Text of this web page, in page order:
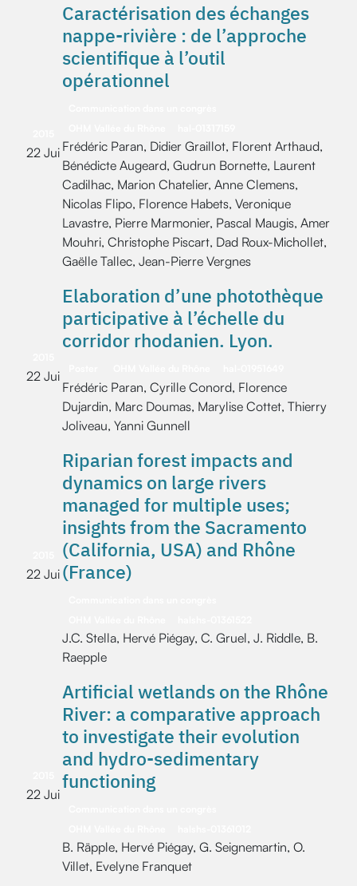
22 Jui
Caractérisation des échanges
nappe-rivière : de l’approche
scientifique à l’outil
opérationnel
Frédéric Paran, Didier Graillot, Florent Arthaud,
Bénédicte Augeard, Gudrun Bornette, Laurent
Cadilhac, Marion Chatelier, Anne Clemens,
Nicolas Flipo, Florence Habets, Veronique
Lavastre, Pierre Marmonier, Pascal Maugis, Amer
Mouhri, Christophe Piscart, Dad Roux-Michollet,
Gaëlle Tallec, Jean-Pierre Vergnes
22 Jui
Elaboration d’une photothèque
participative à l’échelle du
corridor rhodanien. Lyon.
Frédéric Paran, Cyrille Conord, Florence
Dujardin, Marc Doumas, Marylise Cottet, Thierry
Joliveau, Yanni Gunnell
22 Jui
Riparian forest impacts and
dynamics on large rivers
managed for multiple uses;
insights from the Sacramento
(California, USA) and Rhône
(France)
J.C. Stella, Hervé Piégay, C. Gruel, J. Riddle, B.
Raepple
22 Jui
Artificial wetlands on the Rhône
River: a comparative approach
to investigate their evolution
and hydro-sedimentary
functioning
B. Räpple, Hervé Piégay, G. Seignemartin, O.
Villet, Evelyne Franquet